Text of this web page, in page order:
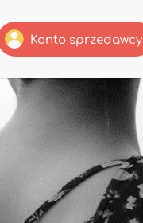
Konto sprzedawcy